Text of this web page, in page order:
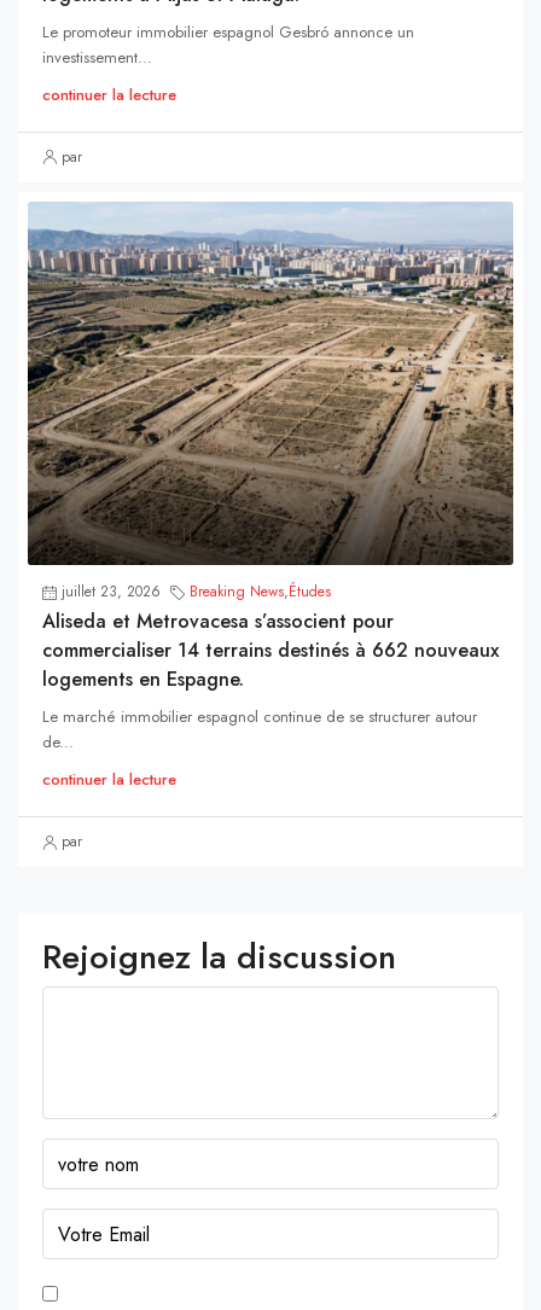
Le promoteur immobilier espagnol Gesbró annonce un
investissement...
continuer la lecture
par
juillet 23, 2026 Breaking News,Études
Aliseda et Metrovacesa s’associent pour
commercialiser 14 terrains destinés à 662 nouveaux
logements en Espagne.
Le marché immobilier espagnol continue de se structurer autour
de...
continuer la lecture
par
Rejoignez la discussion